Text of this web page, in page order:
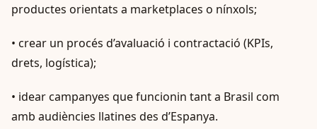
productes orientats a marketplaces o nínxols;
• crear un procés d’avaluació i contractació (KPIs,
drets, logística);
• idear campanyes que funcionin tant a Brasil com
amb audiències llatines des d’Espanya.